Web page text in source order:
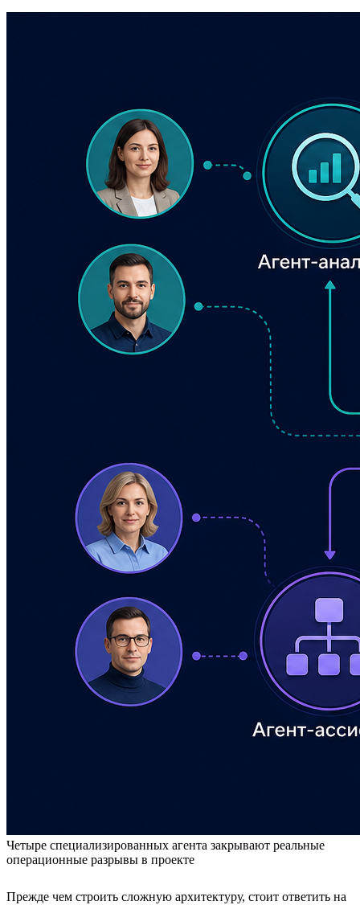
Четыре специализированных агента закрывают реальные
операционные разрывы в проекте
Прежде чем строить сложную архитектуру, стоит ответить на